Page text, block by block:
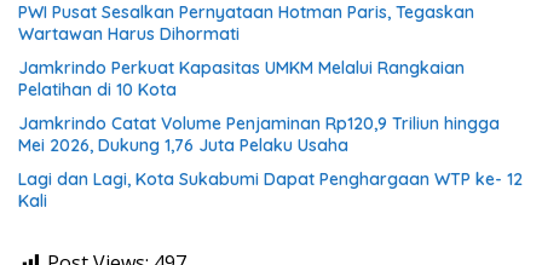
PWI Pusat Sesalkan Pernyataan Hotman Paris, Tegaskan
Wartawan Harus Dihormati
Jamkrindo Perkuat Kapasitas UMKM Melalui Rangkaian
Pelatihan di 10 Kota
Jamkrindo Catat Volume Penjaminan Rp120,9 Triliun hingga
Mei 2026, Dukung 1,76 Juta Pelaku Usaha
Lagi dan Lagi, Kota Sukabumi Dapat Penghargaan WTP ke- 12
Kali